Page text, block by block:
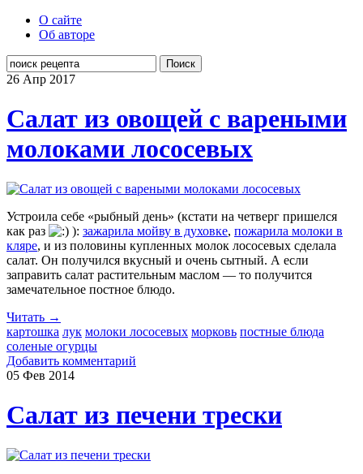
О сайте
Об авторе
Поиск
26 Апр 2017
Салат из овощей с вареными
молоками лососевых
Устроила себе «рыбный день» (кстати на четверг пришелся
как раз
): зажарила мойву в духовке, пожарила молоки в
кляре, и из половины купленных молок лососевых сделала
салат. Он получился вкусный и очень сытный. А если
заправить салат растительным маслом — то получится
замечательное постное блюдо.
Читать →
картошка лук молоки лососевых морковь постные блюда
соленые огурцы
Добавить комментарий
05 Фев 2014
Салат из печени трески